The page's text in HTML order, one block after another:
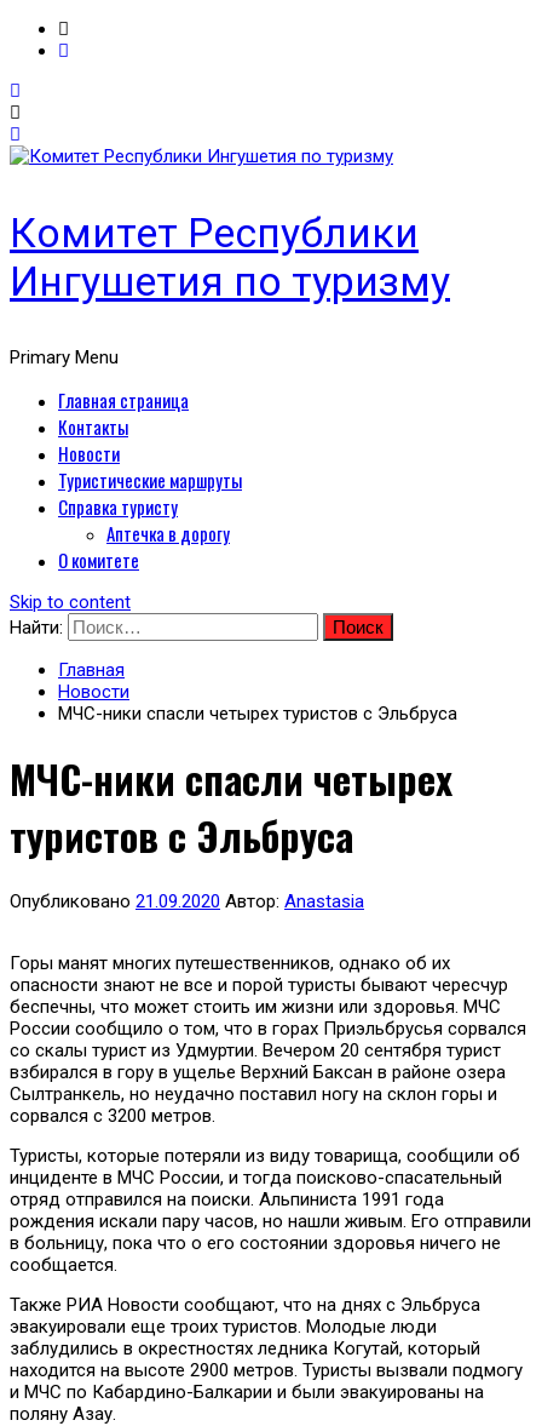
Комитет Республики
Ингушетия по туризму
Primary Menu
Главная страница
Контакты
Новости
Туристические маршруты
Справка туристу
Аптечка в дорогу
О комитете
Skip to content
Найти:
Главная
Новости
МЧС-ники спасли четырех туристов с Эльбруса
МЧС-ники спасли четырех
туристов с Эльбруса
Опубликовано 21.09.2020 Автор: Anastasia
Горы манят многих путешественников, однако об их
опасности знают не все и порой туристы бывают чересчур
беспечны, что может стоить им жизни или здоровья. МЧС
России сообщило о том, что в горах Приэльбрусья сорвался
со скалы турист из Удмуртии. Вечером 20 сентября турист
взбирался в гору в ущелье Верхний Баксан в районе озера
Сылтранкель, но неудачно поставил ногу на склон горы и
сорвался с 3200 метров.
Туристы, которые потеряли из виду товарища, сообщили об
инциденте в МЧС России, и тогда поисково-спасательный
отряд отправился на поиски. Альпиниста 1991 года
рождения искали пару часов, но нашли живым. Его отправили
в больницу, пока что о его состоянии здоровья ничего не
сообщается.
Также РИА Новости сообщают, что на днях с Эльбруса
эвакуировали еще троих туристов. Молодые люди
заблудились в окрестностях ледника Когутай, который
находится на высоте 2900 метров. Туристы вызвали подмогу
и МЧС по Кабардино-Балкарии и были эвакуированы на
поляну Азау.